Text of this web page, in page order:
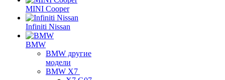
MINI Cooper
Infiniti Nissan
BMW
BMW другие
модели
BMW X7